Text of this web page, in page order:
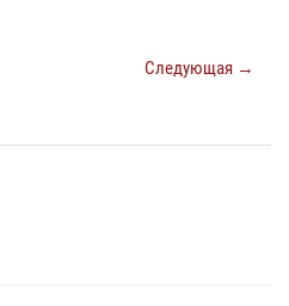
Следующая →